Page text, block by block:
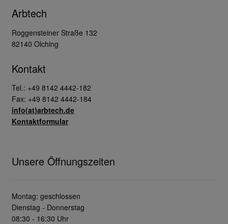
Arbtech
Roggensteiner Straße 132
82140 Olching
Kontakt
Tel.: +49 8142 4442-182
Fax: +49 8142 4442-184
info(at)arbtech.de
Kontaktformular
Unsere Öffnungszeiten
Montag: geschlossen
Dienstag - Donnerstag
08:30 - 16:30 Uhr